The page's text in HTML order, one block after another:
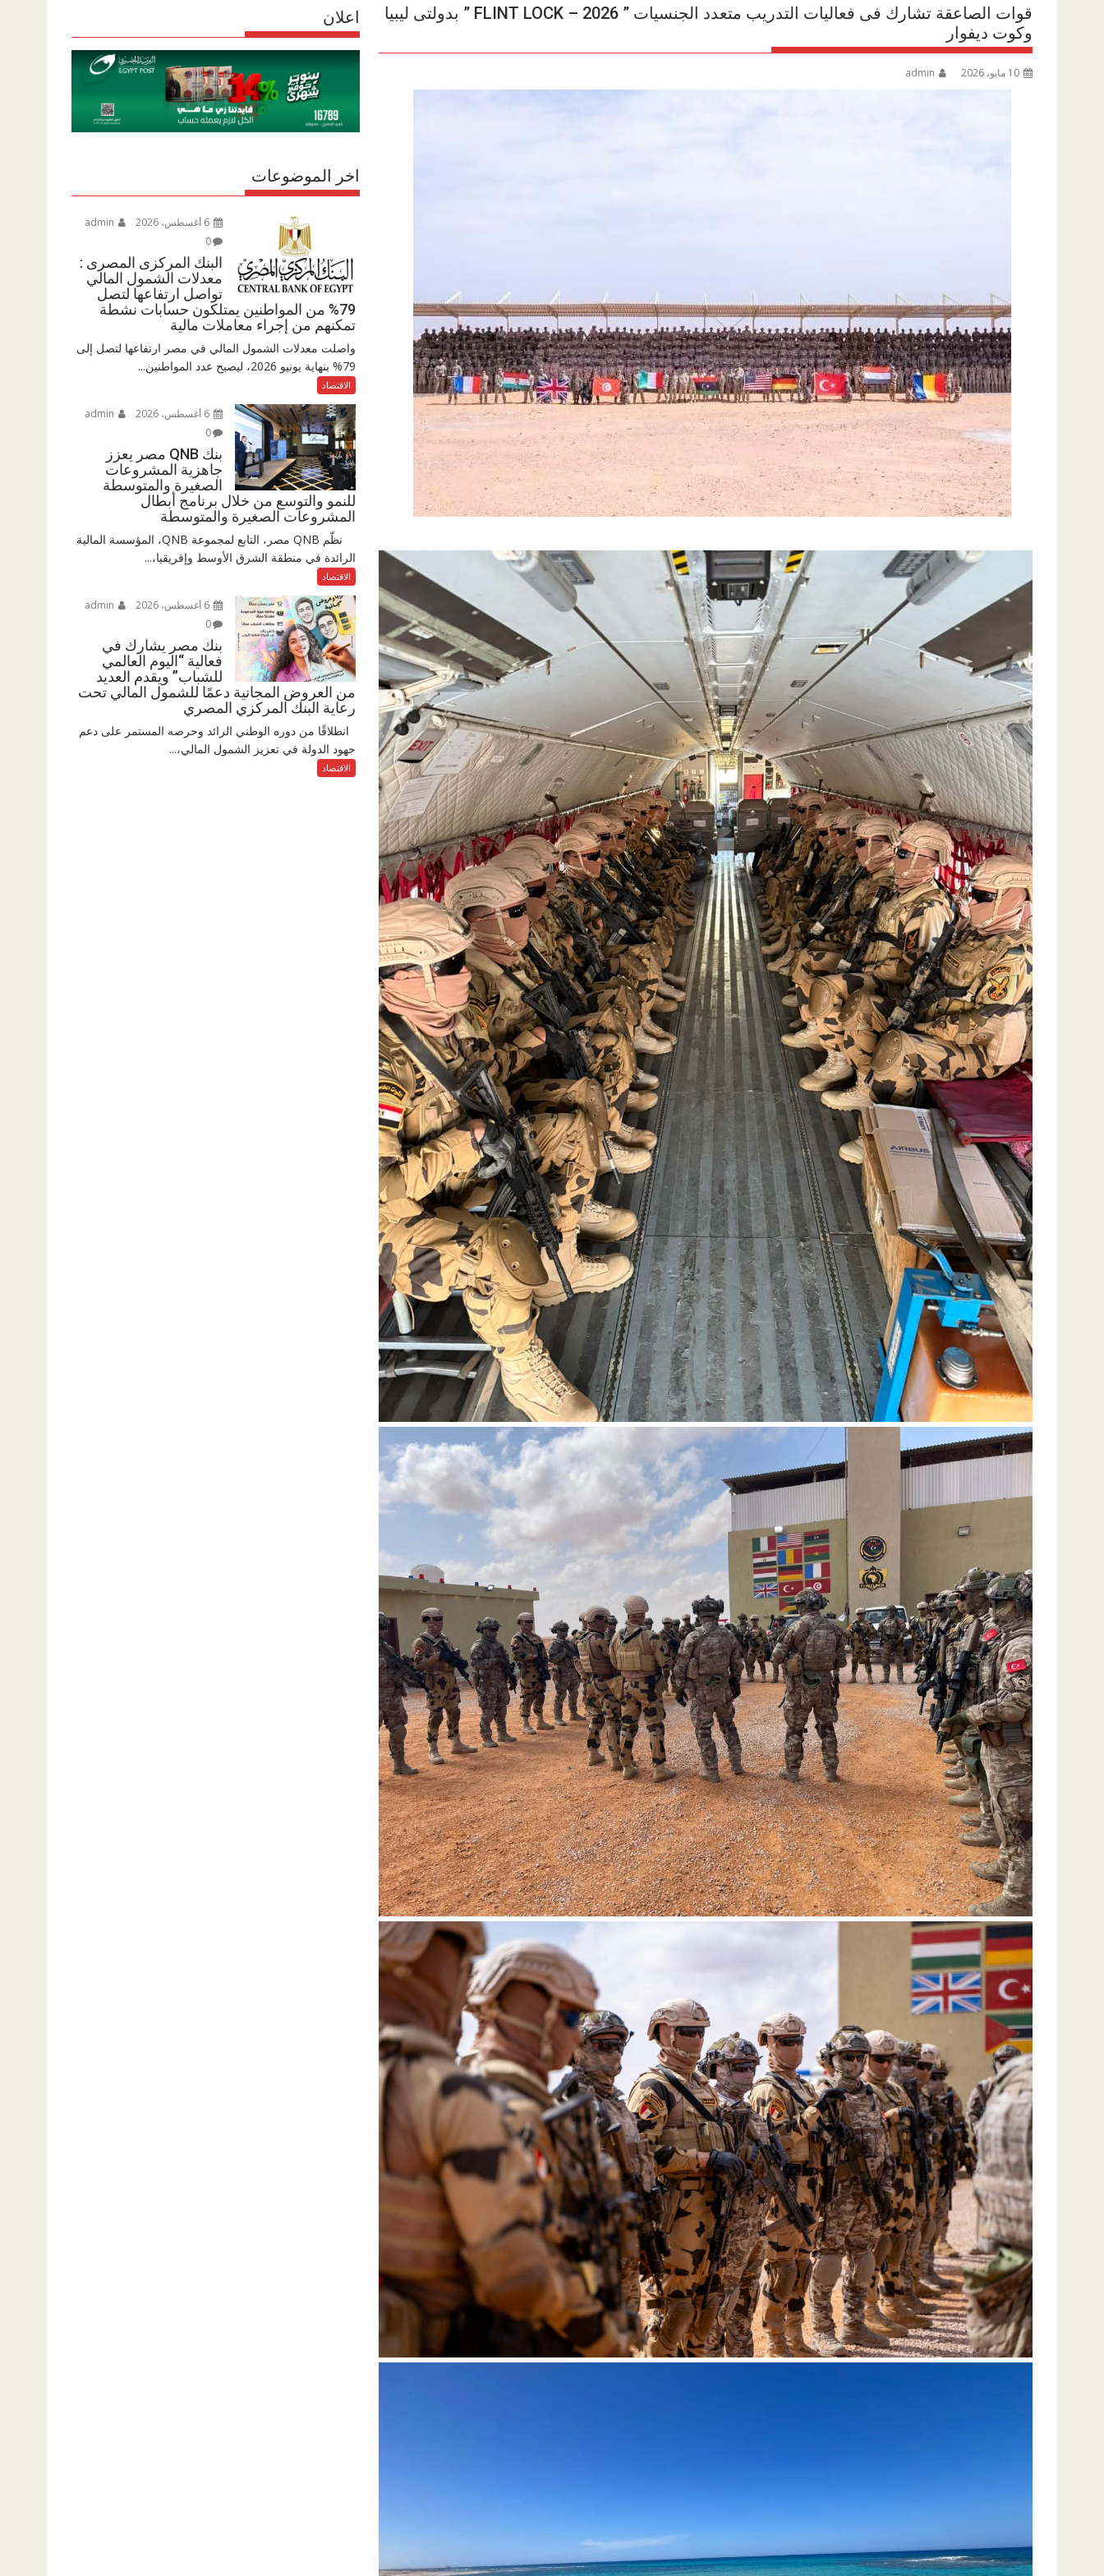
قوات الصاعقة تشارك فى فعاليات التدريب متعدد الجنسيات ” FLINT LOCK – 2026 ” بدولتى ليبيا
وكوت ديفوار
10 مايو، 2026 admin
اعلان
اخر الموضوعات
0
البنك المركزى المصرى :
معدلات الشمول المالي
تواصل ارتفاعها لتصل
79% من المواطنين يمتلكون حسابات نشطة
تمكنهم من إجراء معاملات مالية
واصلت معدلات الشمول المالي في مصر ارتفاعها لتصل إلى
79% بنهاية يونيو 2026، ليصبح عدد المواطنين...
الاقتصاد
0
بنك QNB مصر يعزز
جاهزية المشروعات
الصغيرة والمتوسطة
للنمو والتوسع من خلال برنامج أبطال
المشروعات الصغيرة والمتوسطة
نظّم QNB مصر، التابع لمجموعة QNB، المؤسسة المالية
الرائدة في منطقة الشرق الأوسط وإفريقيا،...
الاقتصاد
0
بنك مصر يشارك في
فعالية “اليوم العالمي
للشباب” ويقدم العديد
من العروض المجانية دعمًا للشمول المالي تحت
رعاية البنك المركزي المصري
انطلاقًا من دوره الوطني الرائد وحرصه المستمر على دعم
جهود الدولة في تعزيز الشمول المالي،...
الاقتصاد